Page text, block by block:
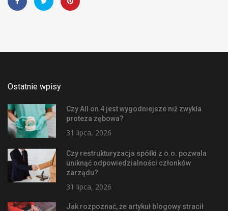
Ostatnie wpisy
Czy All on 4 jest wygodniejsze niż zwykła
proteza zębowa?
31 lipca, 2026
Czy restrukturyzacja spółki z o.o. pozwala
uniknąć odpowiedzialności członków
zarządu?
31 lipca, 2026
Jak rozpoznać, że artykuł blogowy stracił